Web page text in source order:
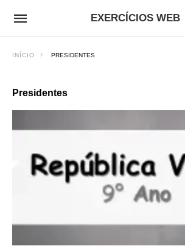
EXERCÍCIOS WEB
INÍCIO PRESIDENTES
Presidentes